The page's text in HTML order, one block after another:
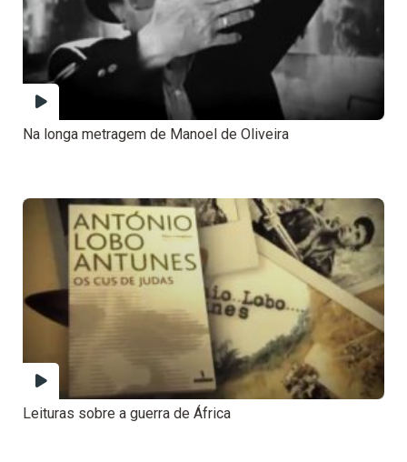
Na longa metragem de Manoel de Oliveira
Leituras sobre a guerra de África